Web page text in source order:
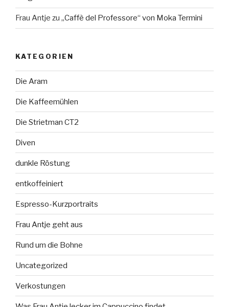
Frau Antje zu „Caffè del Professore“ von Moka Termini
KATEGORIEN
Die Aram
Die Kaffeemühlen
Die Strietman CT2
Diven
dunkle Röstung
entkoffeiniert
Espresso-Kurzportraits
Frau Antje geht aus
Rund um die Bohne
Uncategorized
Verkostungen